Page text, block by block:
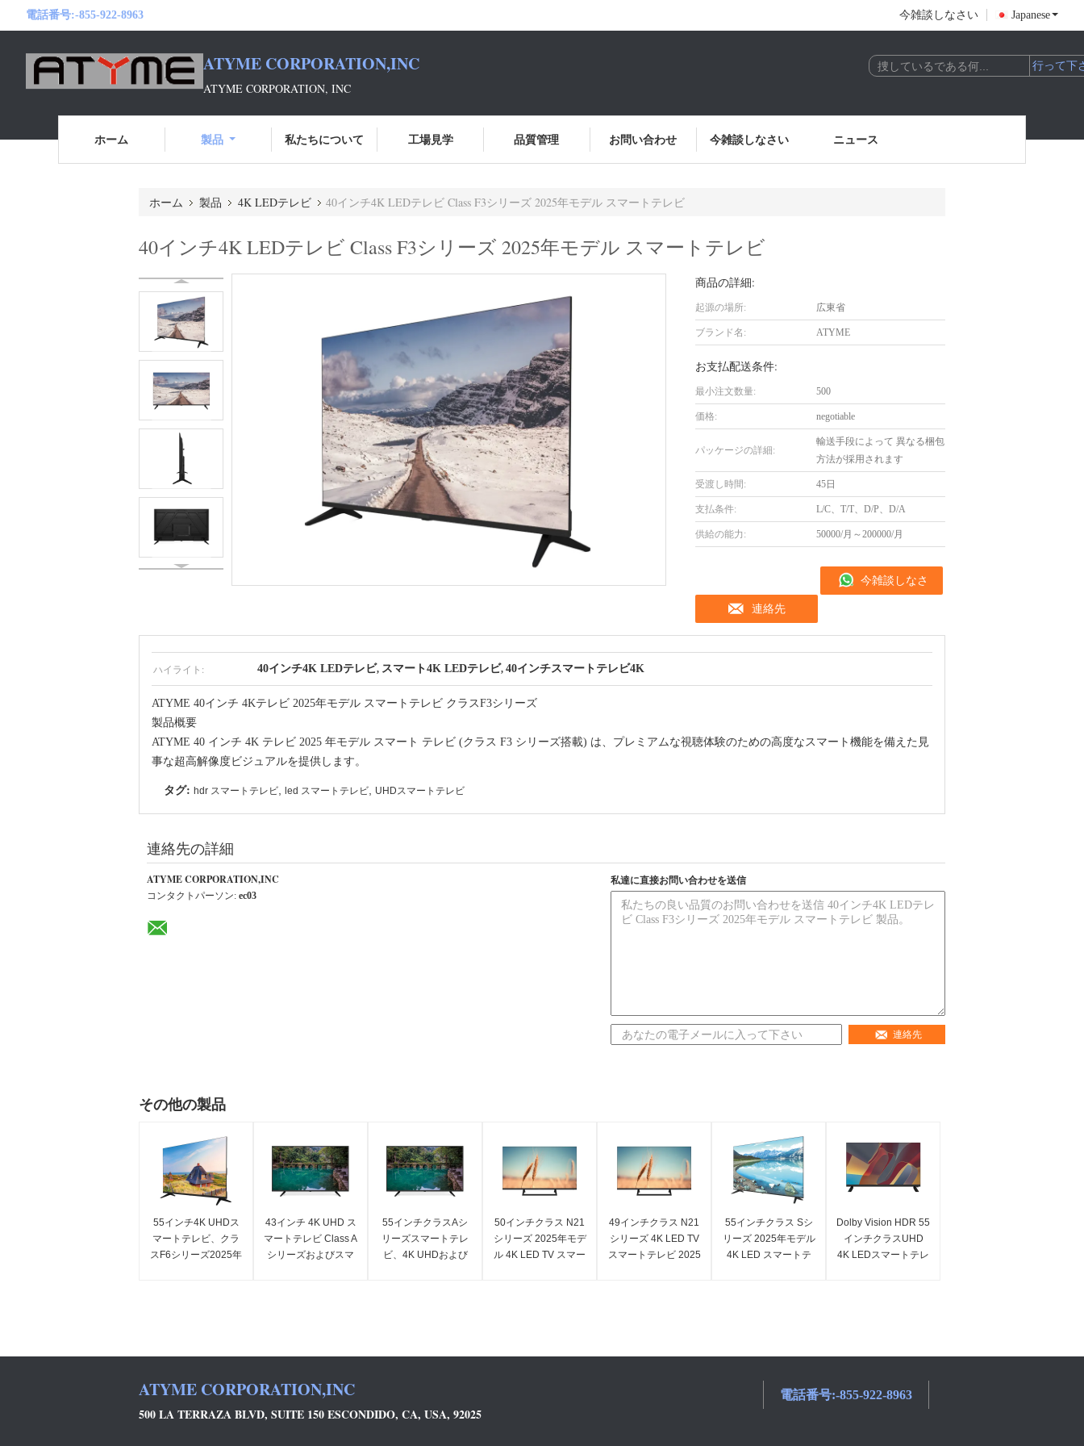
電話番号:-855-922-8963 今雑談しなさい Japanese
ATYME CORPORATION,INC
ATYME CORPORATION, INC
ホーム 製品 私たちについて 工場見学 品質管理 お問い合わせ 今雑談しなさい ニュース
ホーム 製品 4K LEDテレビ 40インチ4K LEDテレビ Class F3シリーズ 2025年モデル スマートテレビ
40インチ4K LEDテレビ Class F3シリーズ 2025年モデル スマートテレビ
商品の詳細:
起源の場所: 広東省
ブランド名: ATYME
お支払配送条件:
最小注文数量: 500
価格: negotiable
パッケージの詳細:
輸送手段によって 異なる梱包
方法が採用されます
受渡し時間: 45日
支払条件: L/C、T/T、D/P、D/A
供給の能力: 50000/月～200000/月
連絡先
今雑談しなさ
ハイライト: 40インチ4K LEDテレビ, スマート4K LEDテレビ, 40インチスマートテレビ4K
ATYME 40インチ 4Kテレビ 2025年モデル スマートテレビ クラスF3シリーズ
製品概要
ATYME 40 インチ 4K テレビ 2025 年モデル スマート テレビ (クラス F3 シリーズ搭載) は、プレミアムな視聴体験のための高度なスマート機能を備えた見
事な超高解像度ビジュアルを提供します。
タグ: hdr スマートテレビ led スマートテレビ UHDスマートテレビ
連絡先の詳細
ATYME CORPORATION,INC
コンタクトパーソン: ec03
私達に直接お問い合わせを送信
連絡先
その他の製品
55インチ4K UHDス
マートテレビ、クラ
スF6シリーズ2025年
43インチ 4K UHD ス
マートテレビ Class A
シリーズおよびスマ
55インチクラスAシ
リーズスマートテレ
ビ、4K UHDおよび
50インチクラス N21
シリーズ 2025年モデ
ル 4K LED TV スマー
49インチクラス N21
シリーズ 4K LED TV
スマートテレビ 2025
55インチクラス Sシ
リーズ 2025年モデル
4K LED スマートテ
Dolby Vision HDR 55
インチクラスUHD
4K LEDスマートテレ
ATYME CORPORATION,INC
500 LA TERRAZA BLVD, SUITE 150 ESCONDIDO, CA, USA, 92025
電話番号:-855-922-8963